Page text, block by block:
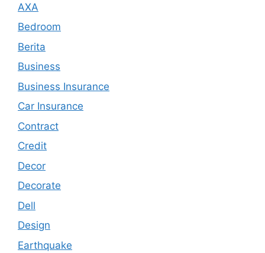
AXA
Bedroom
Berita
Business
Business Insurance
Car Insurance
Contract
Credit
Decor
Decorate
Dell
Design
Earthquake